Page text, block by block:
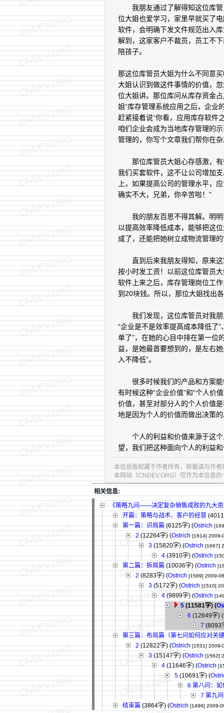
我朋友通过了解得知这位库管
位大姐也爱学习，家里早就买了
软件，会明确下发文件规范出入
解到，这家客户不裁员，员工不
陪孩子。
那这位库管员大姐为什么不同意
大姐认识到做这件事情的价值，
位大姐讲。那位库问从库存资金
姐“库存管理系统应用之后，企业
赶紧接着说“你看，应用库存软件
咱们企业会成为当地库存管理的
管理的，你写个文章我们帮你在
那位库管员大姐心存感激，有
我们买套软件，这不让公司增加
上，如果提高公司的管理水平，
确实不大，兄弟，你辛苦啦！”
我的朋友百思不得其解。明明
以提高效率降低成本，能够把这
成了，还能把她树立成物流管理
直到后来我朋友得知，原来这
按小时发工资！以前这位库管员
软件上来之后，库存管理岗位工
到20块钱。所以，那位大姐找出
我们发现，这位库管员对我朋
“企业是不是效率提高成本降低了
单了”，在她的心目中排在第一位
益，是她最首要想到的，是左右
入不降低”。
很多时候我们的产品和方案能
有时候这种“企业价值”和“个人价
价值，甚至对部分人的个人价值
地是因为个人的价值而做出决策
个人的利益和价值来源于这个
望，我们把这种面向个人的利益
本信息版权属于作者所有，转载请与作
本网站（CNDEV.ORG）仅作为本信息
相关信息:
《策略九问——决定复杂销售成败的九大思
开篇：策略与战术、客户的经营
第一篇：识局篇 (6125字)(Ostrich
2 (12264字)(Ostrich [1814] 2009-
3 (15820字)(Ostrich [1667]
4 (3910字)(Ostrich
第二篇：拆局篇 (10036字)(Ostrich
2 (8283字)(Ostrich [1589] 2009-
3 (5172字)(Ostrich [1510]
4 (9899字)(Ostrich
5 (11581字) (
6 (12649字) (
7 (8093
第三篇：布局篇（第七问如何应对关
2 (12822字)(Ostrich [1531] 2009-
3 (15147字)(Ostrich [1562]
4 (11646字)(Ostrich
5 (10691字)(
6 第八问：
7 第九
结束篇 (3864字)(Ostrich [1496] 2009-